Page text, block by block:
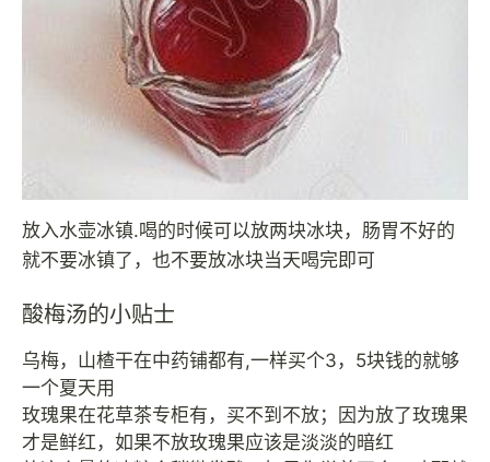
放入水壶冰镇.喝的时候可以放两块冰块，肠胃不好的
就不要冰镇了，也不要放冰块当天喝完即可
酸梅汤的小贴士
乌梅，山楂干在中药铺都有,一样买个3，5块钱的就够
一个夏天用
玫瑰果在花草茶专柜有，买不到不放；因为放了玫瑰果
才是鲜红，如果不放玫瑰果应该是淡淡的暗红